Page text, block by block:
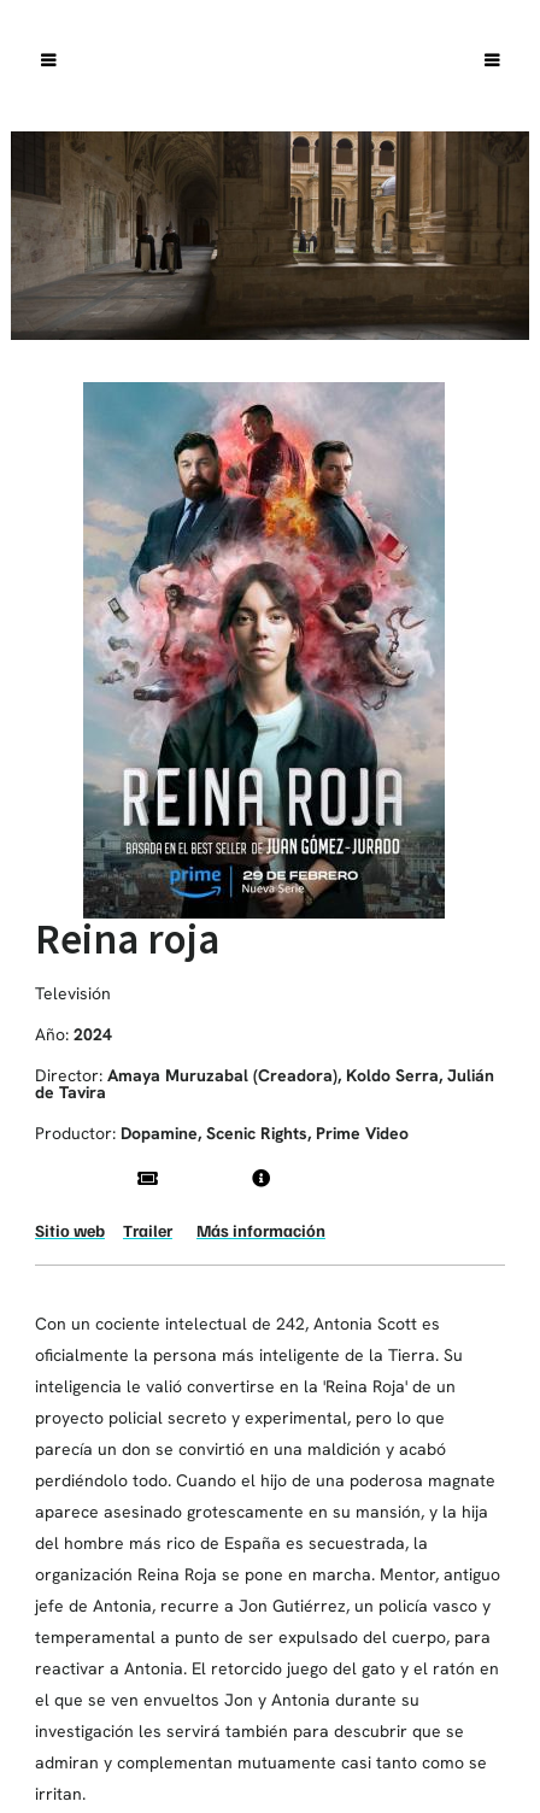
Reina roja
Televisión
Año: 2024
Director: Amaya Muruzabal (Creadora), Koldo Serra, Julián
de Tavira
Productor: Dopamine, Scenic Rights, Prime Video
Sitio web Trailer Más información
Con un cociente intelectual de 242, Antonia Scott es
oficialmente la persona más inteligente de la Tierra. Su
inteligencia le valió convertirse en la 'Reina Roja' de un
proyecto policial secreto y experimental, pero lo que
parecía un don se convirtió en una maldición y acabó
perdiéndolo todo. Cuando el hijo de una poderosa magnate
aparece asesinado grotescamente en su mansión, y la hija
del hombre más rico de España es secuestrada, la
organización Reina Roja se pone en marcha. Mentor, antiguo
jefe de Antonia, recurre a Jon Gutiérrez, un policía vasco y
temperamental a punto de ser expulsado del cuerpo, para
reactivar a Antonia. El retorcido juego del gato y el ratón en
el que se ven envueltos Jon y Antonia durante su
investigación les servirá también para descubrir que se
admiran y complementan mutuamente casi tanto como se
irritan.